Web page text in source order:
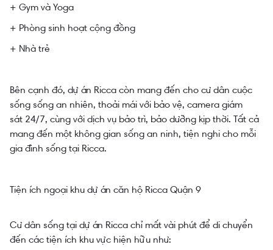
+ Gym và Yoga
+ Phòng sinh hoạt cộng đồng
+ Nhà trẻ
Bên cạnh đó, dự án Ricca còn mang đến cho cư dân cuộc
sống sống an nhiên, thoải mái với bảo vệ, camera giám
sát 24/7, cùng với dịch vụ bảo trì, bảo dưỡng kịp thời. Tất cả
mang đến một không gian sống an ninh, tiện nghi cho mỗi
gia đình sống tại Ricca.
Tiện ích ngoại khu dự án căn hộ Ricca Quận 9
Cư dân sống tại dự án Ricca chỉ mất vài phút để di chuyển
đến các tiện ích khu vực hiện hữu như: